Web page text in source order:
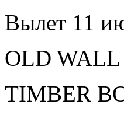
Вылет 11
OLD WALL
TIMBER